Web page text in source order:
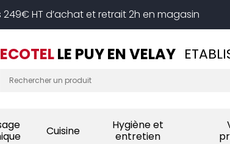
HT d’achat et retrait 2h en magasin
ECOTELLE PUY EN VELAY
Cuisine
Hygiène et
entretien
cookies